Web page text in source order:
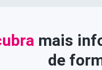
mais
de